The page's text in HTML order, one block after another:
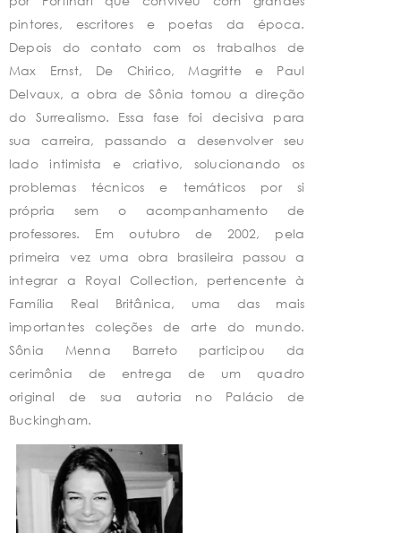
pintores, escritores e poetas da época.
Depois do contato com os trabalhos de
Max Ernst, De Chirico, Magritte e Paul
Delvaux, a obra de Sônia tomou a direção
do Surrealismo. Essa fase foi decisiva para
sua carreira, passando a desenvolver seu
lado intimista e criativo, solucionando os
problemas técnicos e temáticos por si
própria sem o acompanhamento de
professores. Em outubro de 2002, pela
primeira vez uma obra brasileira passou a
integrar a Royal Collection, pertencente à
Família Real Britânica, uma das mais
importantes coleções de arte do mundo.
Sônia Menna Barreto participou da
cerimônia de entrega de um quadro
original de sua autoria no Palácio de
Buckingham.